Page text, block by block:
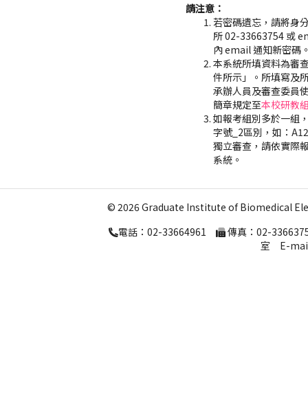
請注意：
若密碼遺忘，請將身
所 02-33663754 或
內 email 通知新密碼
本系統所填資料為審
件所示」。所填寫及
承辦人員及審查委員
簡章規定至本校研教
如報考組別多於一組
字號_2區別，如：
獨立審查，請依實際
系統。
© 2026 Graduate Institute of Biomedical
電話：02-33664961
傳真：02-
室 E-